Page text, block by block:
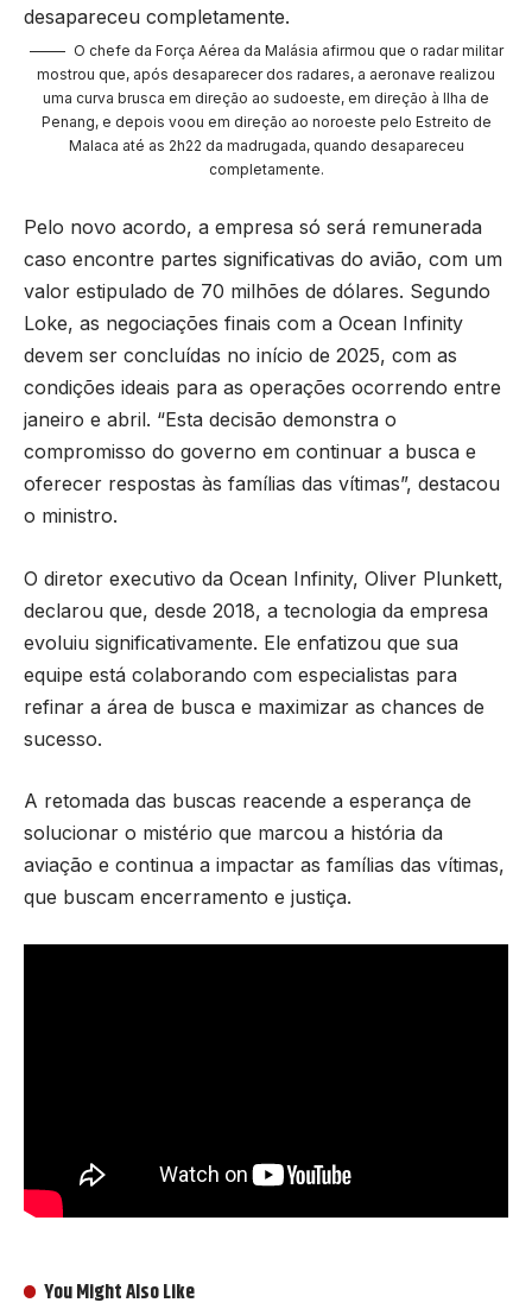
O chefe da Força Aérea da Malásia afirmou que o radar militar
mostrou que, após desaparecer dos radares, a aeronave realizou
uma curva brusca em direção ao sudoeste, em direção à Ilha de
Penang, e depois voou em direção ao noroeste pelo Estreito de
Malaca até as 2h22 da madrugada, quando desapareceu
completamente.
Pelo novo acordo, a empresa só será remunerada
caso encontre partes significativas do avião, com um
valor estipulado de 70 milhões de dólares. Segundo
Loke, as negociações finais com a Ocean Infinity
devem ser concluídas no início de 2025, com as
condições ideais para as operações ocorrendo entre
janeiro e abril. “Esta decisão demonstra o
compromisso do governo em continuar a busca e
oferecer respostas às famílias das vítimas”, destacou
o ministro.
O diretor executivo da Ocean Infinity, Oliver Plunkett,
declarou que, desde 2018, a tecnologia da empresa
evoluiu significativamente. Ele enfatizou que sua
equipe está colaborando com especialistas para
refinar a área de busca e maximizar as chances de
sucesso.
A retomada das buscas reacende a esperança de
solucionar o mistério que marcou a história da
aviação e continua a impactar as famílias das vítimas,
que buscam encerramento e justiça.
You Might Also Like